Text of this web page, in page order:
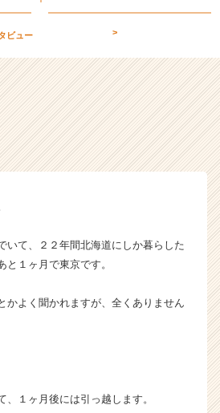
・
ビュー >
いて、２２年間北海道にしか暮らした
と１ヶ月で東京です。
かよく聞かれますが、全くありません
、１ヶ月後には引っ越します。